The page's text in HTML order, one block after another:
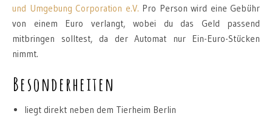
und Umgebung Corporation e.V. Pro Person wird eine Gebühr
von einem Euro verlangt, wobei du das Geld passend
mitbringen solltest, da der Automat nur Ein-Euro-Stücken
nimmt.
Besonderheiten
liegt direkt neben dem Tierheim Berlin